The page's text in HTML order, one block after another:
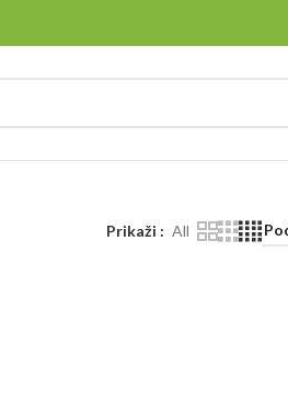
Prikaži All